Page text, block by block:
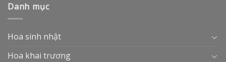
Danh mục
Hoa sinh nhật
Hoa khai trương